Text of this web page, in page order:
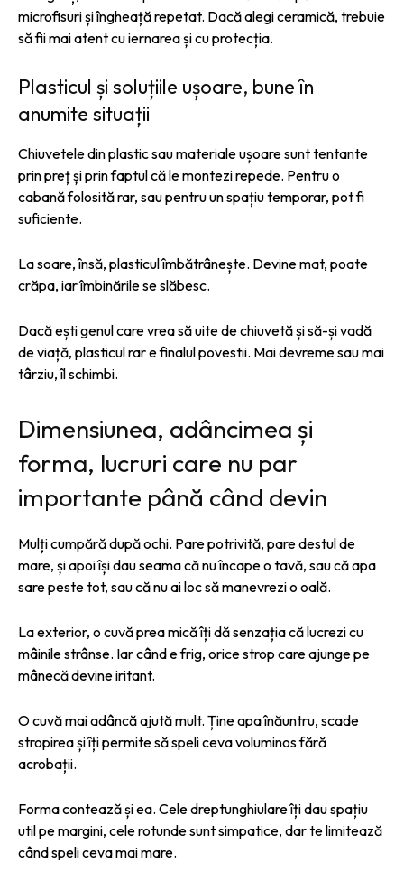
microfisuri și îngheață repetat. Dacă alegi ceramică, trebuie
să fii mai atent cu iernarea și cu protecția.
Plasticul și soluțiile ușoare, bune în
anumite situații
Chiuvetele din plastic sau materiale ușoare sunt tentante
prin preț și prin faptul că le montezi repede. Pentru o
cabană folosită rar, sau pentru un spațiu temporar, pot fi
suficiente.
La soare, însă, plasticul îmbătrânește. Devine mat, poate
crăpa, iar îmbinările se slăbesc.
Dacă ești genul care vrea să uite de chiuvetă și să-și vadă
de viață, plasticul rar e finalul povestii. Mai devreme sau mai
târziu, îl schimbi.
Dimensiunea, adâncimea și
forma, lucruri care nu par
importante până când devin
Mulți cumpără după ochi. Pare potrivită, pare destul de
mare, și apoi își dau seama că nu încape o tavă, sau că apa
sare peste tot, sau că nu ai loc să manevrezi o oală.
La exterior, o cuvă prea mică îți dă senzația că lucrezi cu
mâinile strânse. Iar când e frig, orice strop care ajunge pe
mânecă devine iritant.
O cuvă mai adâncă ajută mult. Ține apa înăuntru, scade
stropirea și îți permite să speli ceva voluminos fără
acrobații.
Forma contează și ea. Cele dreptunghiulare îți dau spațiu
util pe margini, cele rotunde sunt simpatice, dar te limitează
când speli ceva mai mare.